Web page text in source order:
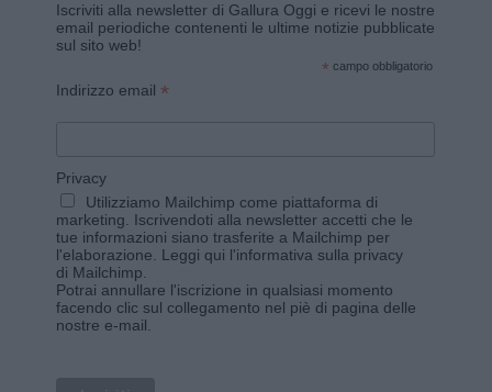
Iscriviti alla newsletter di Gallura Oggi e ricevi le nostre
email periodiche contenenti le ultime notizie pubblicate
sul sito web!
* campo obbligatorio
Indirizzo email *
Privacy
Utilizziamo Mailchimp come piattaforma di
marketing. Iscrivendoti alla newsletter accetti che le
tue informazioni siano trasferite a Mailchimp per
l'elaborazione. Leggi qui l'informativa sulla privacy
di Mailchimp
Potrai annullare l'iscrizione in qualsiasi momento
facendo clic sul collegamento nel piè di pagina delle
nostre e-mail.